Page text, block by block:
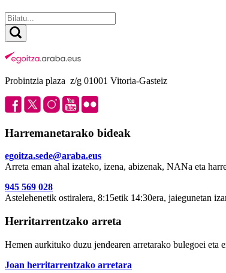
Probintzia plaza z/g 01001 Vitoria-Gasteiz
Harremanetarako bideak
egoitza.sede@araba.eus
Arreta eman ahal izateko, izena, abizenak, NANa eta
945 569 028
Astelehenetik ostiralera, 8:15etik 14:30era, jaiegunetan
Herritarrentzako arreta
Hemen aurkituko duzu jendearen arretarako bulegoei eta
Joan herritarrentzako arretara